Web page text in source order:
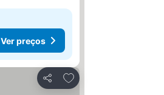
Ver preços
Partilhar
Adicionar aos favoritos